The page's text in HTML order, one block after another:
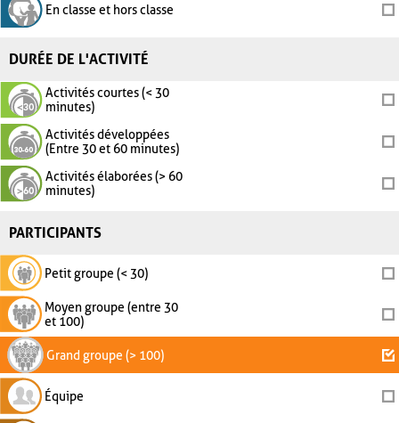
En classe et hors classe
DURÉE DE L'ACTIVITÉ
Activités courtes (< 30
minutes)
Activités développées
(Entre 30 et 60 minutes)
Activités élaborées (> 60
minutes)
PARTICIPANTS
Petit groupe (< 30)
Moyen groupe (entre 30
et 100)
Grand groupe (> 100)
Équipe